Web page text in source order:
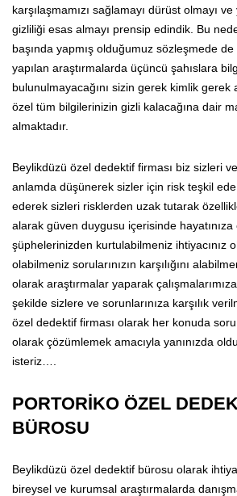
karşılaşmamızı sağlamayı dürüst olmayı
gizliliği esas almayı prensip edindik. Bu
başında yapmış olduğumuz sözleşmede
yapılan araştırmalarda üçüncü şahıslara
bulunulmayacağını sizin gerek kimlik
özel tüm bilgilerinizin gizli kalacağına dair
almaktadır.
Beylikdüzü özel dedektif firması biz sizleri
anlamda düşünerek sizler için risk teşkil
ederek sizleri risklerden uzak tutarak
alarak güven duygusu içerisinde
şüphelerinizden kurtulabilmeniz ihtiyacınız
olabilmeniz sorularınızın karşılığını
olarak araştırmalar yaparak
şekilde sizlere ve sorunlarınıza karşılık
özel dedektif firması olarak her konuda
olarak çözümlemek amacıyla yanınızda
isteriz….
PORTORİKO ÖZEL
BÜROSU
Beylikdüzü özel dedektif bürosu olarak
bireysel ve kurumsal araştırmalarda